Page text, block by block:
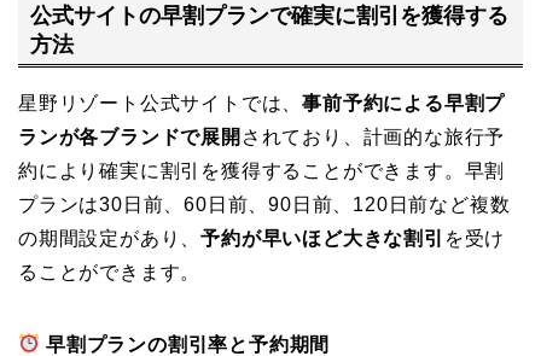
公式サイトの早割プランで確実に割引を獲得する
方法
星野リゾート公式サイトでは、事前予約による早割プ
ランが各ブランドで展開 されており、計画的な旅行予
約により確実に割引を獲得することができます。早割
プランは30日前、60日前、90日前、120日前など複数
の期間設定があり、予約が早いほど大きな割引 を受け
ることができます。
早割プランの割引率と予約期間